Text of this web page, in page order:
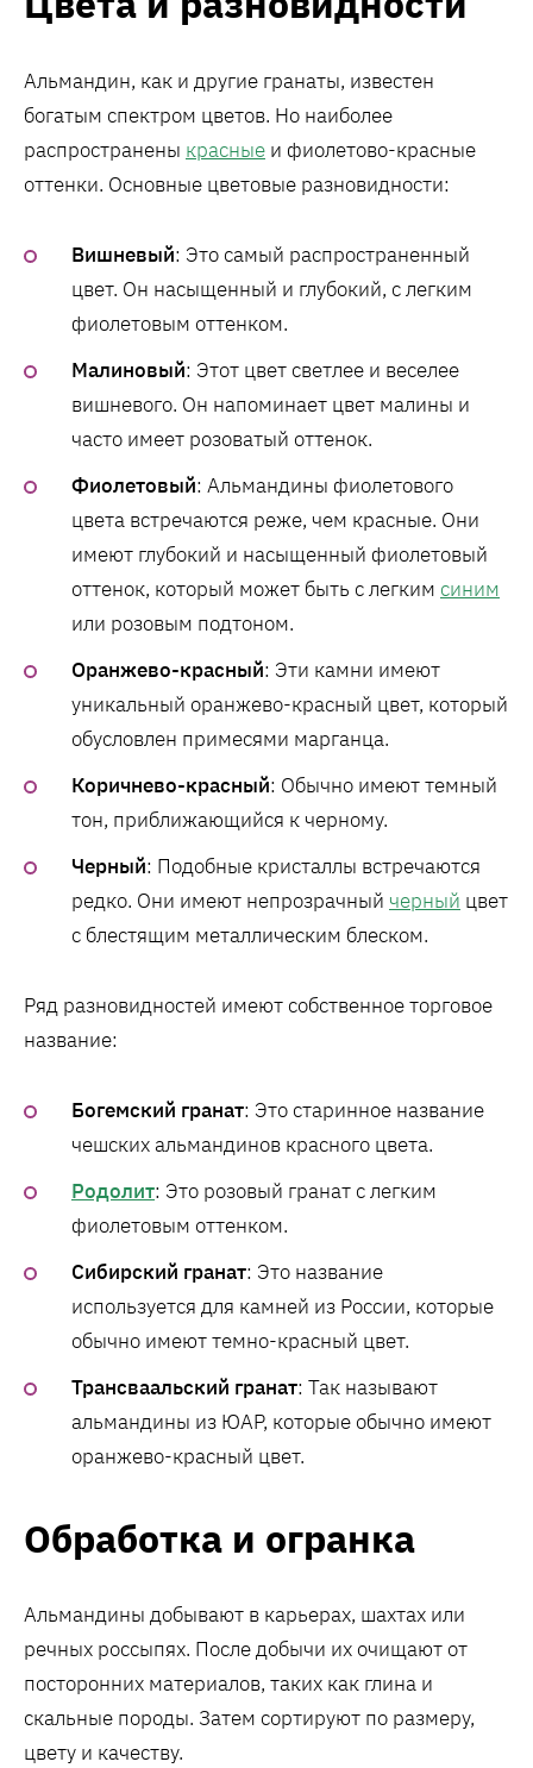
Альмандин, как и другие гранаты, известен
богатым спектром цветов. Но наиболее
распространены красные и фиолетово-красные
оттенки. Основные цветовые разновидности:
Вишневый: Это самый распространенный
цвет. Он насыщенный и глубокий, с легким
фиолетовым оттенком.
Малиновый: Этот цвет светлее и веселее
вишневого. Он напоминает цвет малины и
часто имеет розоватый оттенок.
Фиолетовый: Альмандины фиолетового
цвета встречаются реже, чем красные. Они
имеют глубокий и насыщенный фиолетовый
оттенок, который может быть с легким синим
или розовым подтоном.
Оранжево-красный: Эти камни имеют
уникальный оранжево-красный цвет, который
обусловлен примесями марганца.
Коричнево-красный: Обычно имеют темный
тон, приближающийся к черному.
Черный: Подобные кристаллы встречаются
редко. Они имеют непрозрачный черный цвет
с блестящим металлическим блеском.
Ряд разновидностей имеют собственное торговое
название:
Богемский гранат: Это старинное название
чешских альмандинов красного цвета.
Родолит: Это розовый гранат с легким
фиолетовым оттенком.
Сибирский гранат: Это название
используется для камней из России, которые
обычно имеют темно-красный цвет.
Трансваальский гранат: Так называют
альмандины из ЮАР, которые обычно имеют
оранжево-красный цвет.
Обработка и огранка
Альмандины добывают в карьерах, шахтах или
речных россыпях. После добычи их очищают от
посторонних материалов, таких как глина и
скальные породы. Затем сортируют по размеру,
цвету и качеству.